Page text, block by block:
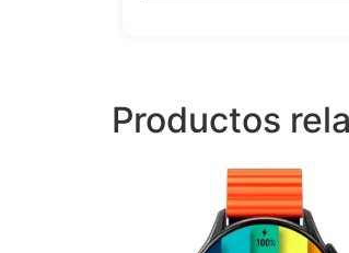
Productos